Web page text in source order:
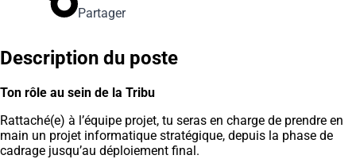
Partager
Description du poste
Ton rôle au sein de la Tribu
Rattaché(e) à l’équipe projet, tu seras en charge de prendre en
main un projet informatique stratégique, depuis la phase de
cadrage jusqu’au déploiement final.